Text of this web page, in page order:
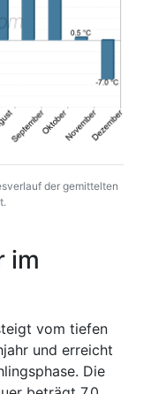
der gemittelten
im
vom tiefen
und erreicht
Die